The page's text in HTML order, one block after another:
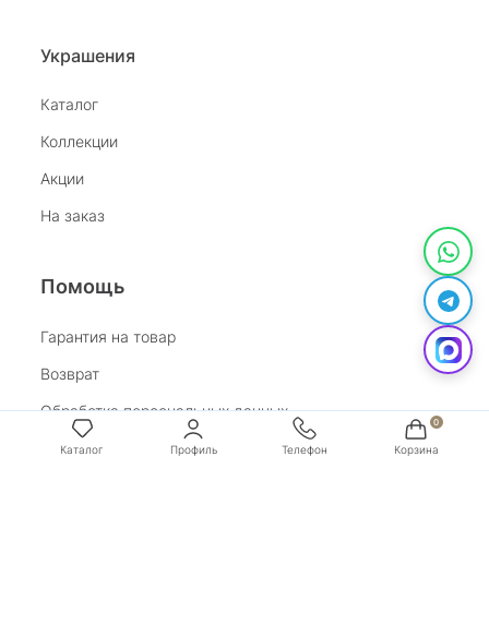
Украшения
Каталог
Коллекции
Акции
На заказ
Помощь
Гарантия на товар
Возврат
Обработка персональных данных